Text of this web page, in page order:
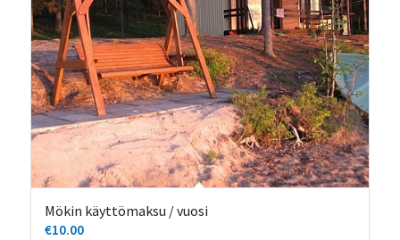
Mökin käyttömaksu / vuosi
€10.00